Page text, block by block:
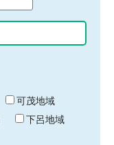
可茂地域
下呂地域